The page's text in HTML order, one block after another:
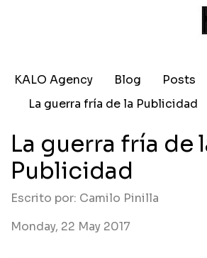
KALO Agency Blog
Posts
La guerra fría de la Publicidad
La guerra fría de
Publicidad
Escrito por: Camilo Pinilla
Monday, 22 May 2017